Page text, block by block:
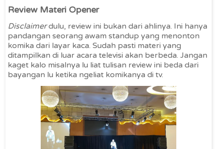
Review Materi Opener
Disclaimerdulu, review ini bukan dari ahlinya. Ini hanya
pandangan seorang awam standup yang menonton
komika dari layar kaca. Sudah pasti materi yang
ditampilkan di luar acara televisi akan berbeda. Jangan
kaget kalo misalnya lu liat tulisan review ini beda dari
bayangan lu ketika ngeliat komikanya di tv.